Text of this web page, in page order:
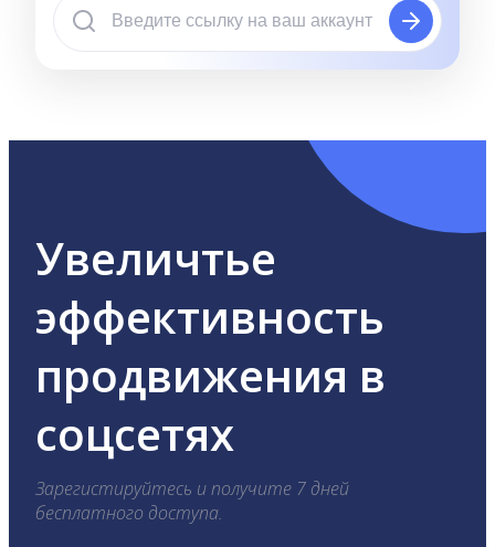
Увеличтье
эффективность
продвижения в
соцсетях
Зарегистируйтесь и получите 7 дней
бесплатного доступа.